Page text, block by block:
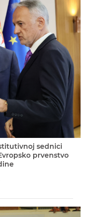
sednici
prvenstvo